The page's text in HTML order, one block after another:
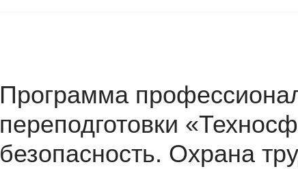
Программа
переподготовки
безопасность. Охрана